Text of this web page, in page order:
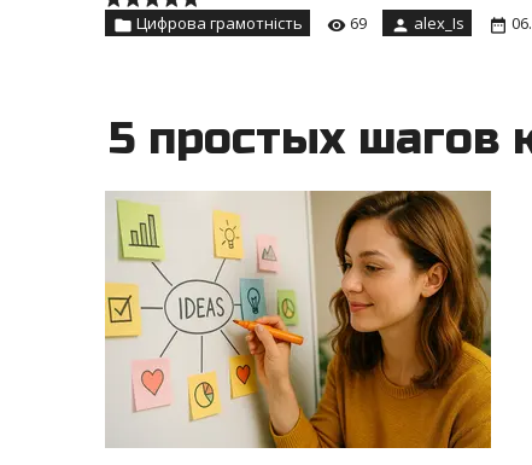
Цифрова грамотність 69 alex_Is
5 простых шагов